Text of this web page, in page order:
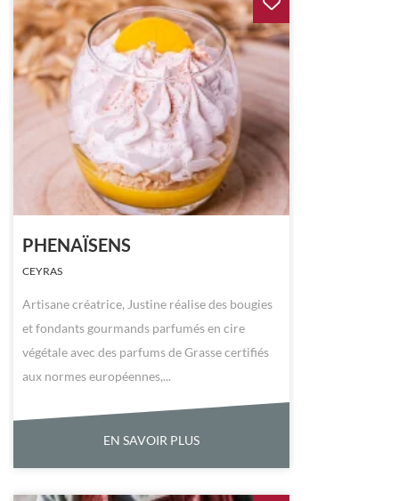
PHENAÏSENS
CEYRAS
Artisane créatrice, Justine réalise des bougies
et fondants gourmands parfumés en cire
végétale avec des parfums de Grasse certifiés
aux normes européennes,...
EN SAVOIR PLUS